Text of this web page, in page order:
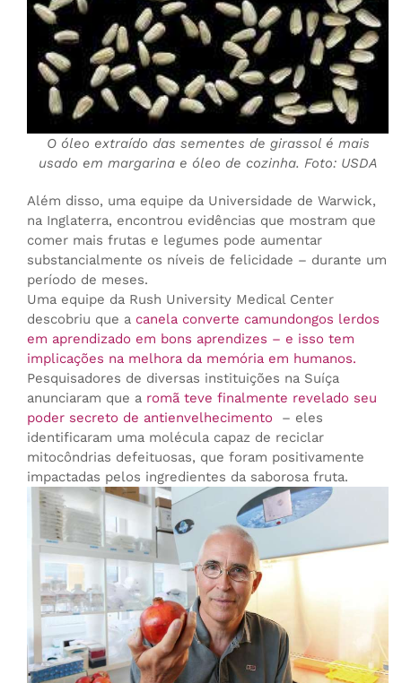
O óleo extraído das sementes de girassol é mais
usado em margarina e óleo de cozinha. Foto: USDA
Além disso, uma equipe da Universidade de Warwick,
na Inglaterra, encontrou evidências que mostram que
comer mais frutas e legumes pode aumentar
substancialmente os níveis de felicidade – durante um
período de meses.
Uma equipe da Rush University Medical Center
descobriu que a canela converte camundongos lerdos
em aprendizado em bons aprendizes – e isso tem
implicações na melhora da memória em humanos.
Pesquisadores de diversas instituições na Suíça
anunciaram que a romã teve finalmente revelado seu
poder secreto de antienvelhecimento
– eles
identificaram uma molécula capaz de reciclar
mitocôndrias defeituosas, que foram positivamente
impactadas pelos ingredientes da saborosa fruta.